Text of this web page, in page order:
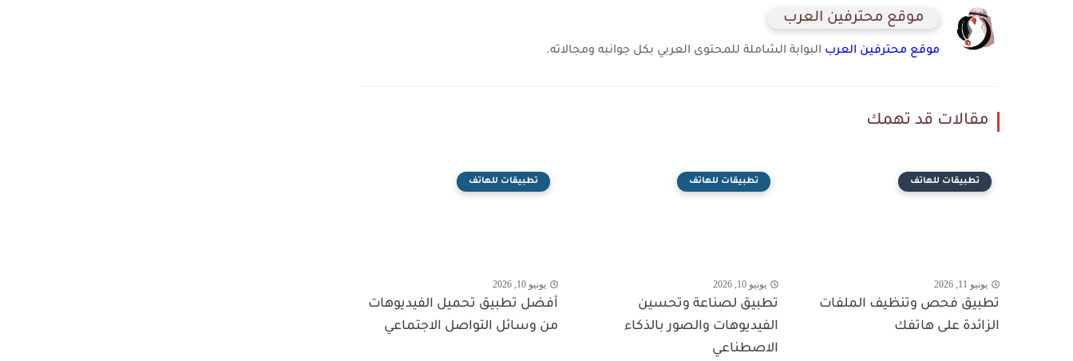
موقع محترفين العرب
موقع محترفين العرب البوابة الشاملة للمحتوى العربي بكل جوانبه ومجالاته.
مقالات قد تهمك
تطبيقات للهاتف
يونيو 11, 2026
تطبيق فحص وتنظيف الملفات
الزائدة على هاتفك
تطبيقات للهاتف
يونيو 10, 2026
تطبيق لصناعة وتحسين
الفيديوهات والصور بالذكاء
الاصطناعي
تطبيقات للهاتف
يونيو 10, 2026
أفضل تطبيق تحميل الفيديوهات
من وسائل التواصل الاجتماعي